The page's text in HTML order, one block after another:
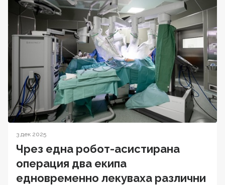
3 дек 2025
Чрез една робот-асистирана
операция два екипа
едновременно лекуваха различни